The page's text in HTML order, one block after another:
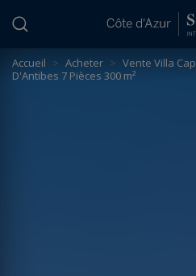
Accueil > Acheter > Vente Villa Cap
D'Antibes 7 Pièces 300 m²